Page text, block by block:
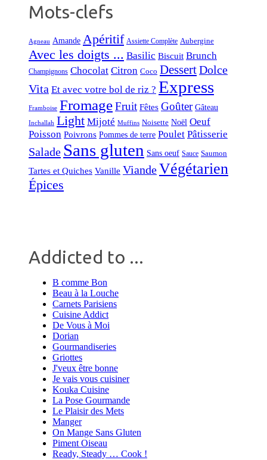
Mots-clefs
Agneau Amande Apéritif Assiette Complète Aubergine
Avec les doigts ... Basilic Biscuit Brunch
Champignons Chocolat Citron Coco DessertDolce
Vita Et avec votre bol de riz ? Express
Framboise FromageFruit Fêtes Goûter Gâteau
Inchallah Light Mijoté Muffins Noisette Noël Oeuf
Poisson Poivrons Pommes de terre Poulet Pâtisserie
Salade Sans gluten Sans oeuf Sauce Saumon
Tartes et Quiches Vanille ViandeVégétarien
Épices
Addicted to ...
B comme Bon
Beau à la Louche
Carnets Parisiens
Cuisine Addict
De Vous à Moi
Dorian
Gourmandiseries
Griottes
J'veux être bonne
Je vais vous cuisiner
Kouka Cuisine
La Pose Gourmande
Le Plaisir des Mets
Manger
On Mange Sans Gluten
Piment Oiseau
Ready, Steady … Cook !